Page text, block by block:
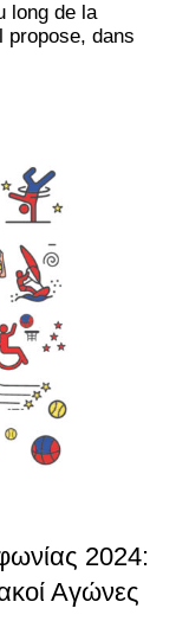
long de la
propose, dans
2024:
Αγώνες